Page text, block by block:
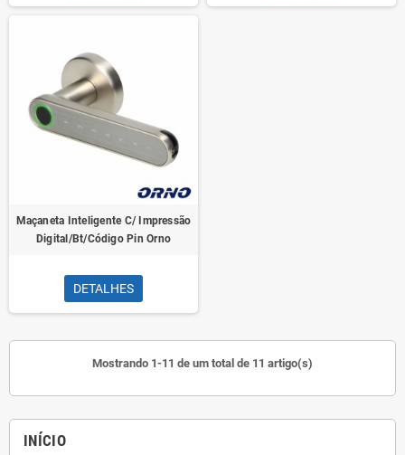
INÍCIO
Maçaneta Inteligente C/ Impressão
Digital/Bt/Código Pin Orno
DETALHES
Mostrando 1-11 de um total de 11 artigo(s)